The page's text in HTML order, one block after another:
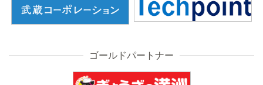
ゴールドパートナー